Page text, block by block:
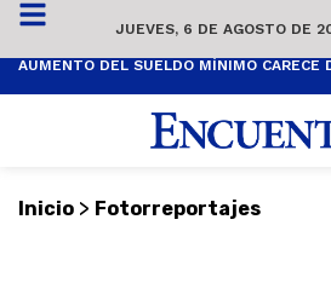
JUEVES, 6 DE AGOSTO DE
Inicio > Fotorreportajes